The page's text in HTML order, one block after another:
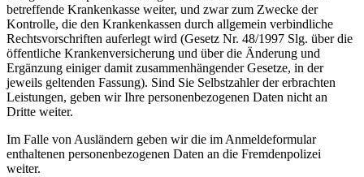
betreffende Krankenkasse weiter, und zwar zum Zwecke der
Kontrolle, die den Krankenkassen durch allgemein verbindliche
Rechtsvorschriften auferlegt wird (Gesetz Nr. 48/1997 Slg. über die
öffentliche Krankenversicherung und über die Änderung und
Ergänzung einiger damit zusammenhängender Gesetze, in der
jeweils geltenden Fassung). Sind Sie Selbstzahler der erbrachten
Leistungen, geben wir Ihre personenbezogenen Daten nicht an
Dritte weiter.
Im Falle von Ausländern geben wir die im Anmeldeformular
enthaltenen personenbezogenen Daten an die Fremdenpolizei
weiter.